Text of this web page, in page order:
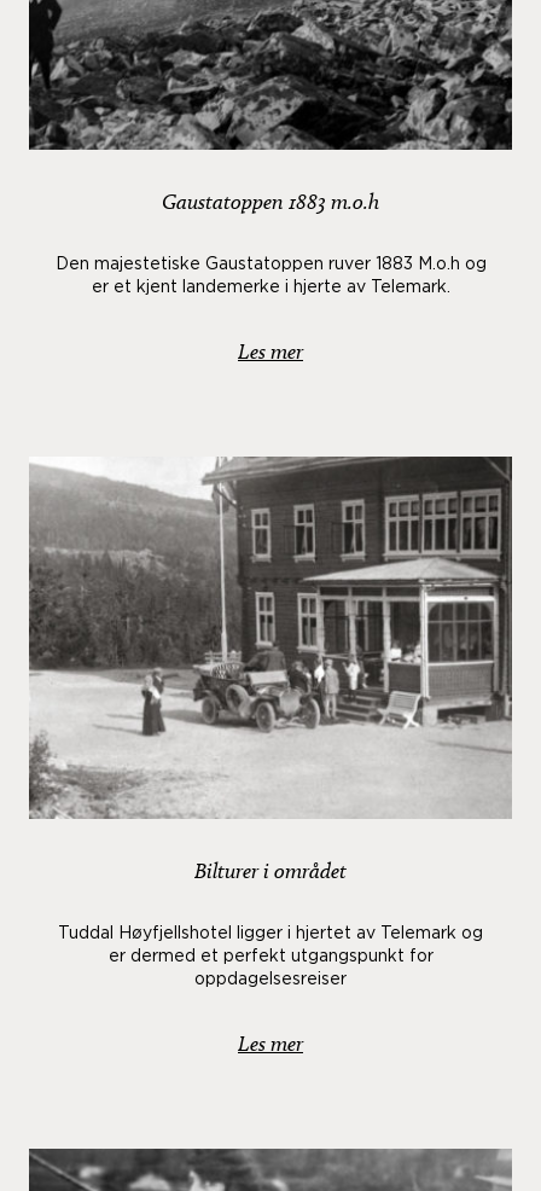
Gaustatoppen 1883 m.o.h
Den majestetiske Gaustatoppen ruver 1883 M.o.h og
er et kjent landemerke i hjerte av Telemark.
Les mer
Bilturer i området
Tuddal Høyfjellshotel ligger i hjertet av Telemark og
er dermed et perfekt utgangspunkt for
oppdagelsesreiser
Les mer